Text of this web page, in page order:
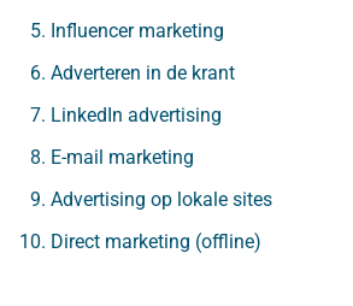
Influencer marketing
Adverteren in de krant
LinkedIn advertising
E-mail marketing
Advertising op lokale sites
Direct marketing (offline)